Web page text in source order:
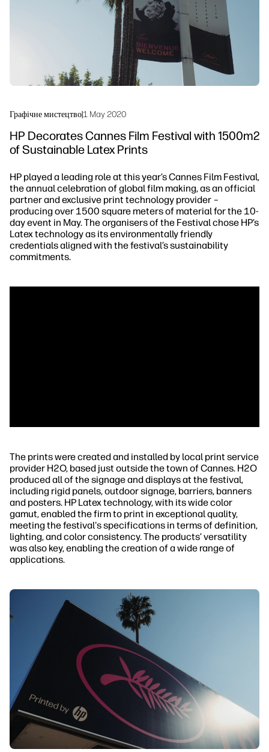
Графічне мистецтво|1 May 2020
HP Decorates Cannes Film Festival with 1500m2
of Sustainable Latex Prints
HP played a leading role at this year’s Cannes Film Festival,
the annual celebration of global film making, as an official
partner and exclusive print technology provider –
producing over 1500 square meters of material for the 10-
day event in May. The organisers of the Festival chose HP’s
Latex technology as its environmentally friendly
credentials aligned with the festival’s sustainability
commitments.
The prints were created and installed by local print service
provider H2O, based just outside the town of Cannes. H2O
produced all of the signage and displays at the festival,
including rigid panels, outdoor signage, barriers, banners
and posters. HP Latex technology, with its wide color
gamut, enabled the firm to print in exceptional quality,
meeting the festival's specifications in terms of definition,
lighting, and color consistency. The products’ versatility
was also key, enabling the creation of a wide range of
applications.